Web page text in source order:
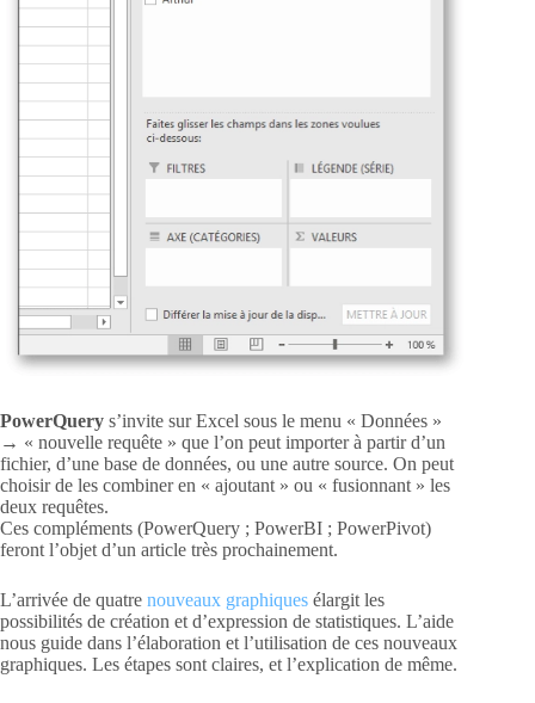
PowerQuery s’invite sur Excel sous le menu « Données »
→ « nouvelle requête » que l’on peut importer à partir d’un
fichier, d’une base de données, ou une autre source. On peut
choisir de les combiner en « ajoutant » ou « fusionnant » les
deux requêtes.
Ces compléments (PowerQuery ; PowerBI ; PowerPivot)
feront l’objet d’un article très prochainement.
L’arrivée de quatre nouveaux graphiques élargit les
possibilités de création et d’expression de statistiques. L’aide
nous guide dans l’élaboration et l’utilisation de ces nouveaux
graphiques. Les étapes sont claires, et l’explication de même.